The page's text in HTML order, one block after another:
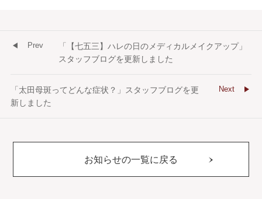
「【七五三】ハレの日のメディカルメイクアップ」
スタッフブログを更新しました
Prev
「太田母斑ってどんな症状？」スタッフブログを更
新しました
Next
お知らせの一覧に戻る